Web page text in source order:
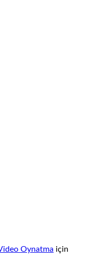
Oynatma için